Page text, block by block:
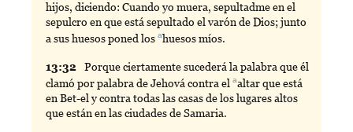
hijos, diciendo: Cuando yo muera, sepultadme en el
sepulcro en que está sepultado el varón de Dios; junto
a sus huesos poned losahuesosmíos.
13:32 Porqueciertamente sucederá la palabra que él
clamó por palabra de Jehová contra elaaltarque está
en Bet-el y contra todas las casas de los lugares altos
que están en las ciudades de Samaria.